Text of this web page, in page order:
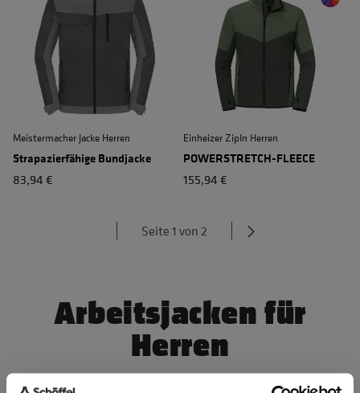
Meistermacher Jacke Herren
Strapazierfähige Bundjacke
83,94 €
Einheizer ZipIn Herren
POWERSTRETCH-FLEECE
155,94 €
Seite 1 von 2
Arbeitsjacken für
Herren